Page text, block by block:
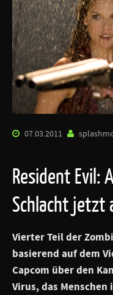
07.03.2011
Resident Evil:
Schlacht jetzt
Vierter Teil der
basierend auf dem
Capcom über den
Virus, das